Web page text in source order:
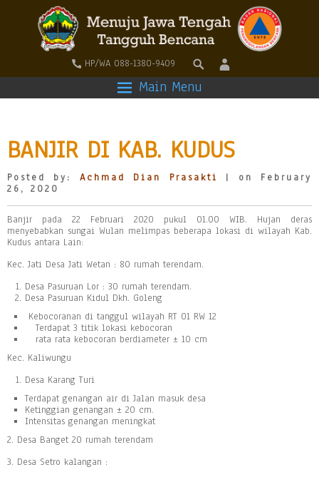
HP/WA 088-1380-9409
Main Menu
BANJIR DI KAB. KUDUS
Posted by: Achmad Dian Prasakti
| on February
26, 2020
Banjir pada 22 Februari 2020 pukul 01.00 WIB. Hujan deras
menyebabkan sungai Wulan melimpas beberapa lokasi di wilayah Kab.
Kudus antara Lain:
Kec. Jati Desa Jati Wetan : 80 rumah terendam.
Desa Pasuruan Lor : 30 rumah terendam.
Desa Pasuruan Kidul Dkh. Goleng
Kebocoranan di tanggul wilayah RT 01 RW 12
Terdapat 3 titik lokasi kebocoran
rata rata kebocoran berdiameter ± 10 cm
Kec. Kaliwungu
Desa Karang Turi
Terdapat genangan air di Jalan masuk desa
Ketinggian genangan ± 20 cm.
Intensitas genangan meningkat
2. Desa Banget 20 rumah terendam
3. Desa Setro kalangan :